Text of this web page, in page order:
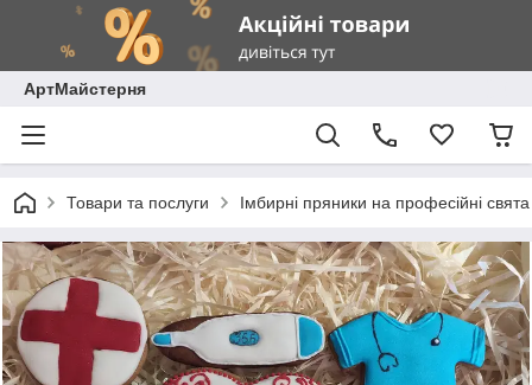
АртМайстерня
Товари та послуги Імбирні пряники на професійні свята